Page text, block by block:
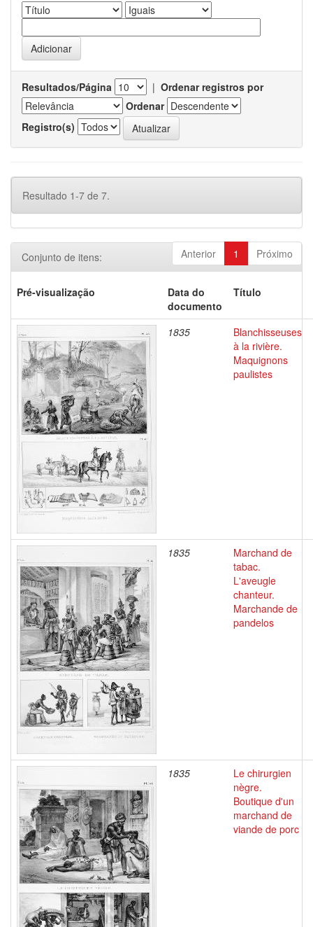
Resultados/Página | Ordenar registros por
Ordenar
Registro(s)
Resultado 1-7 de 7.
Anterior 1 Próximo
Conjunto de itens:
Pré-visualização
Data do
documento
Título
1835
Blanchisseuses
à la rivière.
Maquignons
paulistes
1835
Marchand de
tabac.
L'aveugle
chanteur.
Marchande de
pandelos
1835
Le chirurgien
nègre.
Boutique d'un
marchand de
viande de porc